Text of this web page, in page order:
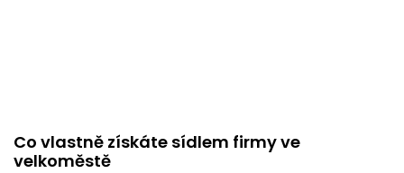
Co vlastně získáte sídlem firmy ve
velkoměstě